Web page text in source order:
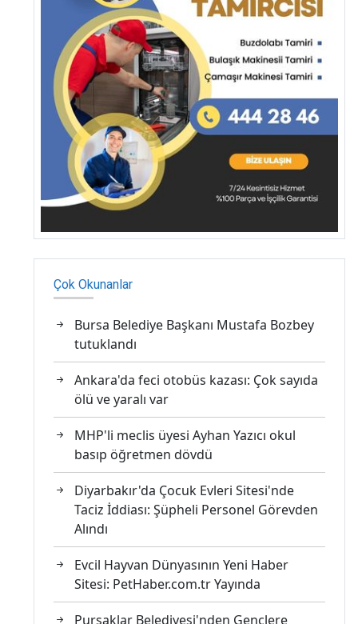
Çok Okunanlar
Bursa Belediye Başkanı Mustafa Bozbey
tutuklandı
Ankara'da feci otobüs kazası: Çok sayıda
ölü ve yaralı var
MHP'li meclis üyesi Ayhan Yazıcı okul
basıp öğretmen dövdü
Diyarbakır'da Çocuk Evleri Sitesi'nde
Taciz İddiası: Şüpheli Personel Görevden
Alındı
Evcil Hayvan Dünyasının Yeni Haber
Sitesi: PetHaber.com.tr Yayında
Pursaklar Belediyesi'nden Gençlere